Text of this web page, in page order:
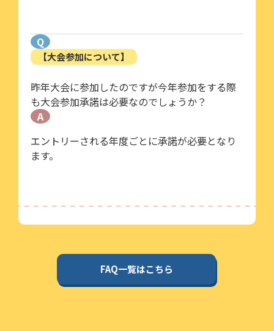
Q
【大会参加について】
昨年大会に参加したのですが今年参加をする際
も大会参加承諾は必要なのでしょうか？
A
エントリーされる年度ごとに承諾が必要となり
ます。
FAQ一覧はこちら